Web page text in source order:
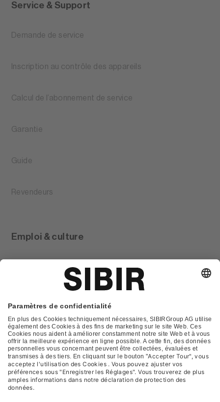
Service & Support
Demande de service
Inscription au contrôle des appareils
Calcul de l’abonnement de service
Garantie
Guide
Revendeurs
Emploi & culture
Contact
FAQ
Déclaration de protection